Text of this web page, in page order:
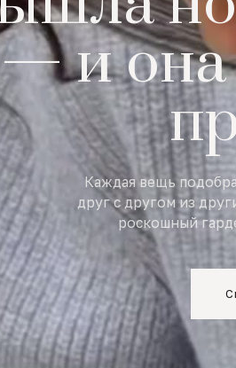
— и она
Каждая вещь
друг с другом из
роскошный